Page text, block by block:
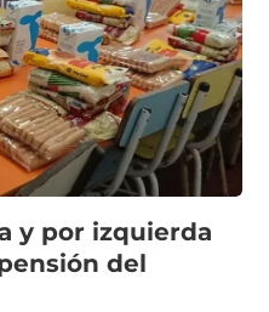
y por izquierda
del